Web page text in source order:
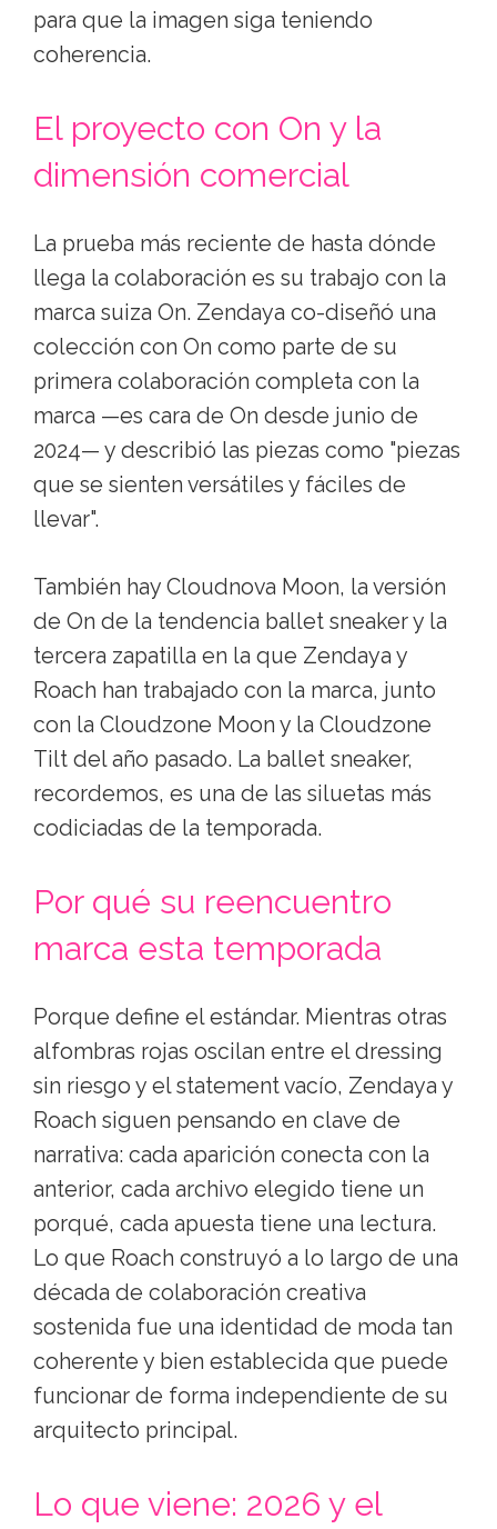
para que la imagen siga teniendo
coherencia.
El proyecto con On y la
dimensión comercial
La prueba más reciente de hasta dónde
llega la colaboración es su trabajo con la
marca suiza On. Zendaya co-diseñó una
colección con On como parte de su
primera colaboración completa con la
marca —es cara de On desde junio de
2024— y describió las piezas como "piezas
que se sienten versátiles y fáciles de
llevar".
También hay Cloudnova Moon, la versión
de On de la tendencia ballet sneaker y la
tercera zapatilla en la que Zendaya y
Roach han trabajado con la marca, junto
con la Cloudzone Moon y la Cloudzone
Tilt del año pasado. La ballet sneaker,
recordemos, es una de las siluetas más
codiciadas de la temporada.
Por qué su reencuentro
marca esta temporada
Porque define el estándar. Mientras otras
alfombras rojas oscilan entre el dressing
sin riesgo y el statement vacío, Zendaya y
Roach siguen pensando en clave de
narrativa: cada aparición conecta con la
anterior, cada archivo elegido tiene un
porqué, cada apuesta tiene una lectura.
Lo que Roach construyó a lo largo de una
década de colaboración creativa
sostenida fue una identidad de moda tan
coherente y bien establecida que puede
funcionar de forma independiente de su
arquitecto principal.
Lo que viene: 2026 y el